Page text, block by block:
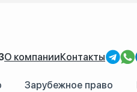
О компанииКонтакты
Зарубежное право